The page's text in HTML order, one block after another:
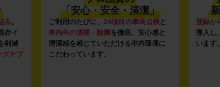
み。
存イ
削減
ズナブ
「安心・安全・清潔」
ご利用のたびに、 24項目の車両点検と
車内外の清掃・除菌を徹底。安心感と
清潔感を感じていただける車内環境に
こだわっています。
登録か
導入し
います